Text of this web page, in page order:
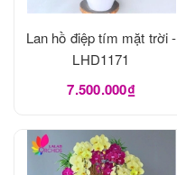
Lan hồ điệp tím mặt trời -
LHD1171
7.500.000₫